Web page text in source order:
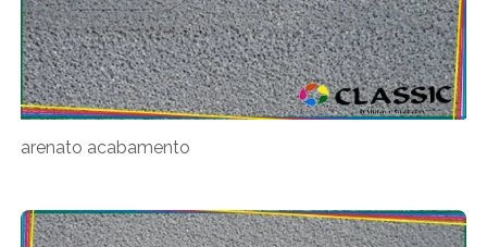
arenato acabamento